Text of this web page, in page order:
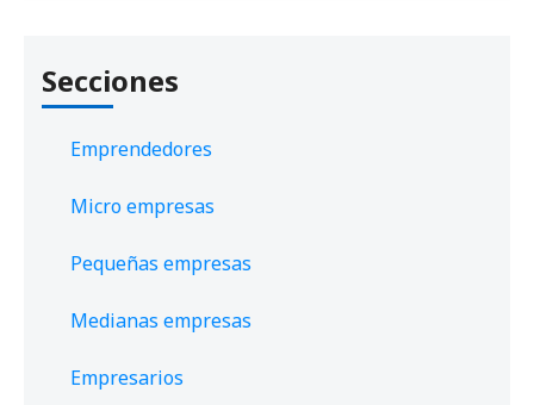
Secciones
Emprendedores
Micro empresas
Pequeñas empresas
Medianas empresas
Empresarios